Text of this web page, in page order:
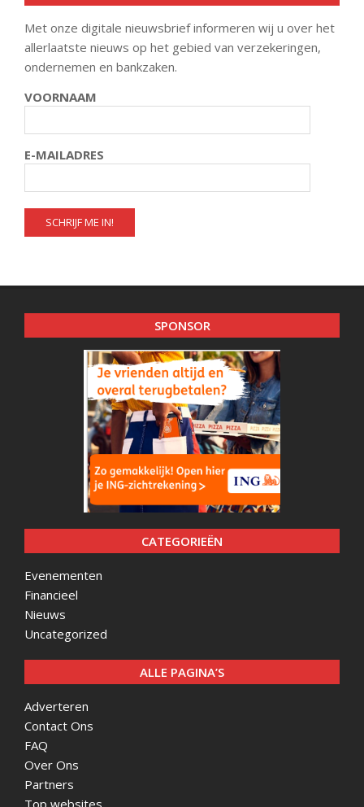
Met onze digitale nieuwsbrief informeren wij u over het
allerlaatste nieuws op het gebied van verzekeringen,
ondernemen en bankzaken.
VOORNAAM
E-MAILADRES
SPONSOR
CATEGORIEËN
Evenementen
Financieel
Nieuws
Uncategorized
ALLE PAGINA’S
Adverteren
Contact Ons
FAQ
Over Ons
Partners
Top websites